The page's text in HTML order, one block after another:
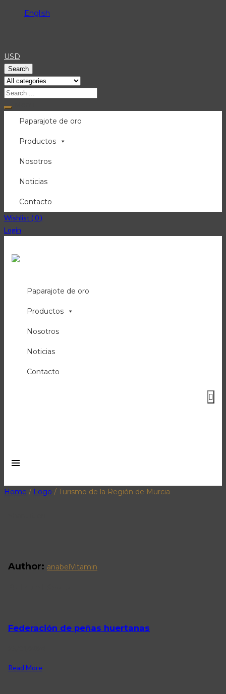
English
USD
Search
Paparajote de oro
Productos
Nosotros
Noticias
Contacto
Wishlist (0)
Login
Paparajote de oro
Productos
Nosotros
Noticias
Contacto
Home / Logo / Turismo de la Región de Murcia
Author: anabelVitamin
Federación de peñas huertanas
Read More